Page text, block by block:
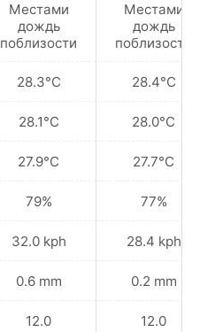
Местами
дождь
поблизости
28.3°C
28.1°C
27.9°C
79%
32.0 kph
0.6 mm
12.0
Местами
дождь
поблизости
28.4°C
28.0°C
27.7°C
77%
28.4 kph
0.2 mm
12.0